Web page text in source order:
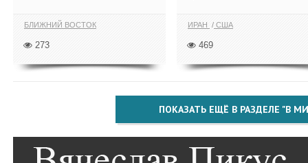
БЛИЖНИЙ ВОСТОК
273
ИРАН США
469
ПОКАЗАТЬ ЕЩЁ В РАЗДЕЛЕ "В